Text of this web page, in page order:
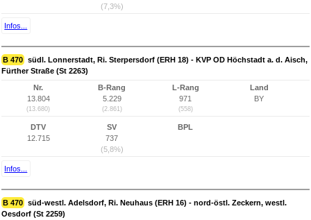
(7,3%)
Infos...
B 470 südl. Lonnerstadt, Ri. Sterpersdorf (ERH 18) - KVP OD Höchstadt a. d. Aisch,
Fürther Straße (St 2263)
Nr.
13.804
(13.680)
B-Rang
5.229
(2.861)
L-Rang
971
(558)
Land
BY
DTV
12.715
SV
737
(5,8%)
BPL
Infos...
B 470 süd-westl. Adelsdorf, Ri. Neuhaus (ERH 16) - nord-östl. Zeckern, westl.
Oesdorf (St 2259)